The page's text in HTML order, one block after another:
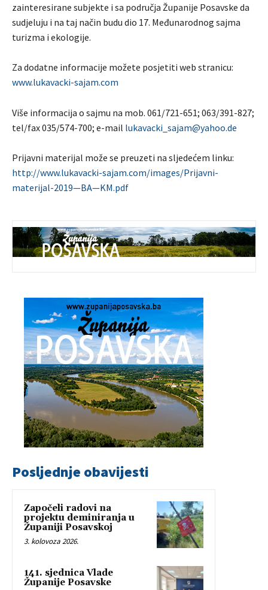
zainteresirane subjekte i sa područja Županije Posavske da
sudjeluju i na taj način budu dio 17. Međunarodnog sajma
turizma i ekologije.
Za dodatne informacije možete posjetiti web stranicu:
www.lukavacki-sajam.com
Više informacija o sajmu na mob. 061/721-651; 063/391-827;
tel/fax 035/574-700; e-mail lukavacki_sajam@yahoo.de
Prijavni materijal može se preuzeti na sljedećem linku:
http://www.lukavacki-sajam.com/images/Prijavni-
materijal-2019—BA—KM.pdf
Posljednje obavijesti
Započeli radovi na
projektu deminiranja u
Županiji Posavskoj
3. kolovoza 2026.
141. sjednica Vlade
Županije Posavske